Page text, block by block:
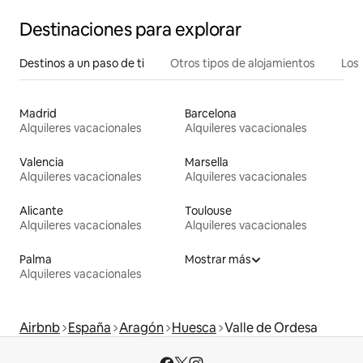
Destinaciones para explorar
Destinos a un paso de ti Otros tipos de alojamientos
Madrid
Alquileres vacacionales
Barcelona
Alquileres vacacionales
Valencia
Alquileres vacacionales
Marsella
Alquileres vacacionales
Alicante
Alquileres vacacionales
Toulouse
Alquileres vacacionales
Palma
Alquileres vacacionales
Mostrar más
Airbnb España Aragón Huesca Valle de Ordesa